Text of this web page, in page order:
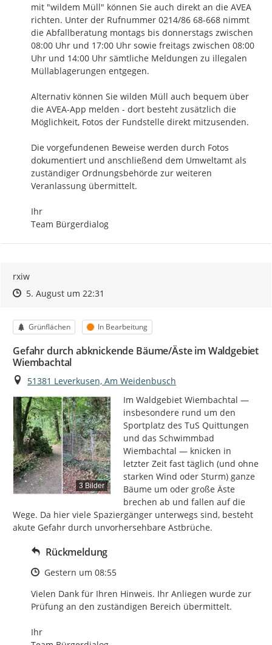
mit "wildem Müll" können Sie auch direkt an die AVEA
richten. Unter der Rufnummer 0214/86 68-668 nimmt
die Abfallberatung montags bis donnerstags zwischen
08:00 Uhr und 17:00 Uhr sowie freitags zwischen 08:00
Uhr und 14:00 Uhr sämtliche Meldungen zu illegalen
Müllablagerungen entgegen.
Alternativ können Sie wilden Müll auch bequem über
die AVEA-App melden - dort besteht zusätzlich die
Möglichkeit, Fotos der Fundstelle direkt mitzusenden.
Die vorgefundenen Beweise werden durch Fotos
dokumentiert und anschließend dem Umweltamt als
zuständiger Ordnungsbehörde zur weiteren
Veranlassung übermittelt.
Ihr
Team Bürgerdialog
rxiw
Zeitpunkt des Erstellens
Zeitpunkt des Erstellens
5. August um 22:31
Kategorie
Grünflächen Status
In Bearbeitung
Gefahr durch abknickende Bäume/Äste im Waldgebiet
Wiembachtal
Ort
51381 Leverkusen, Am Weidenbusch
3 Bilder
Im Waldgebiet Wiembachtal —
insbesondere rund um den
Sportplatz des TuS Quittungen
und das Schwimmbad
Wiembachtal — knicken in
letzter Zeit fast täglich (und ohne
starken Wind oder Sturm) ganze
Bäume um oder große Äste
brechen ab und fallen auf die
Wege. Da hier viele Spaziergänger unterwegs sind, besteht
akute Gefahr durch unvorhersehbare Astbrüche.
Rückmeldung
Zeitpunkt des Erstellens
Gestern um 08:55
Vielen Dank für Ihren Hinweis. Ihr Anliegen wurde zur
Prüfung an den zuständigen Bereich übermittelt.
Ihr